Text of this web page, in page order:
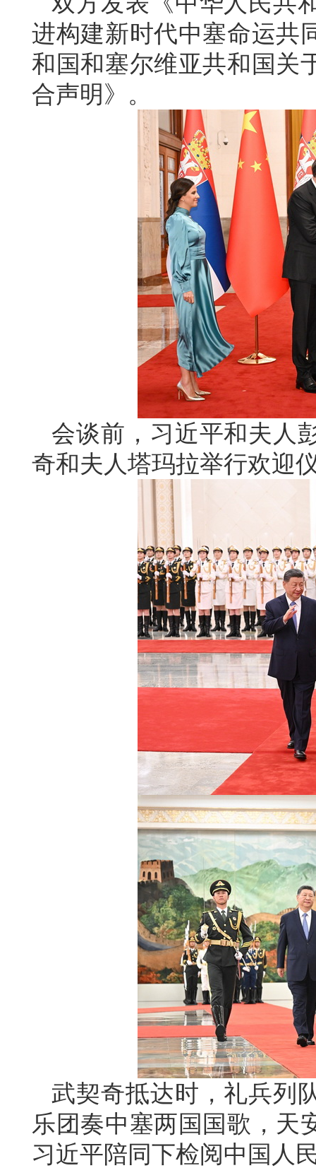
进构建新时代中塞命运共
和国和塞尔维亚共和国关
合声明》。
会谈前，习近平和夫人
奇和夫人塔玛拉举行欢迎
武契奇抵达时，礼兵列
乐团奏中塞两国国歌，天
习近平陪同下检阅中国人